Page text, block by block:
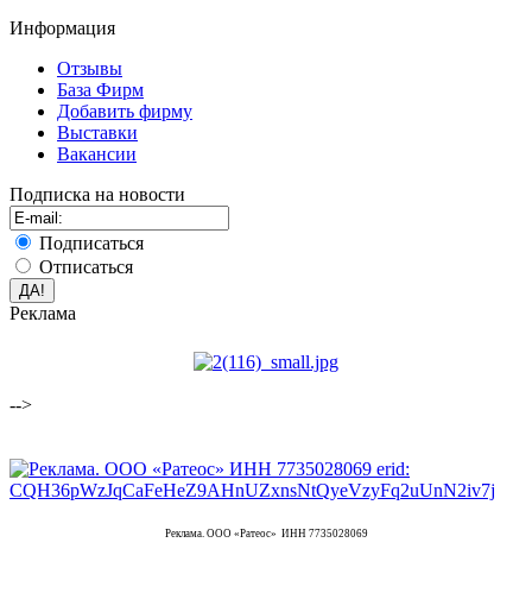
Информация
Отзывы
База Фирм
Добавить фирму
Выставки
Вакансии
Подписка на новости
Подписаться
Отписаться
Реклама
-->
Реклама. ООО «Ратеос» ИНН 7735028069